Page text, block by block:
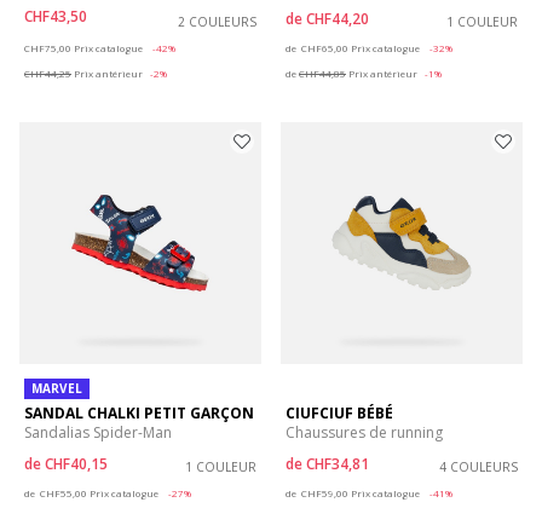
CHF43,50
2 COULEURS
CHF75,00 Prix catalogue
-42%
CHF44,25 Prix antérieur -2%
deCHF44,20 1 COULEUR
de CHF65,00 Prix catalogue
-32%
deCHF44,85 Prix antérieur -1%
MARVEL
SANDAL CHALKI PETIT GARÇON
Sandalias Spider-Man
deCHF40,15 1 COULEUR
de CHF55,00 Prix catalogue
-27%
CIUFCIUF BÉBÉ
Chaussures de running
deCHF34,81 4 COULEURS
de CHF59,00 Prix catalogue
-41%